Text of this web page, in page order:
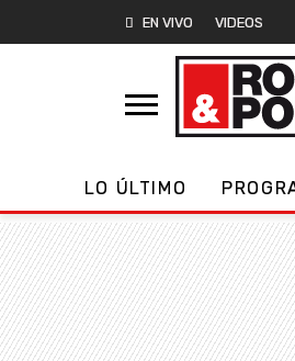
EN VIVO VIDEOS
LO ÚLTIMO